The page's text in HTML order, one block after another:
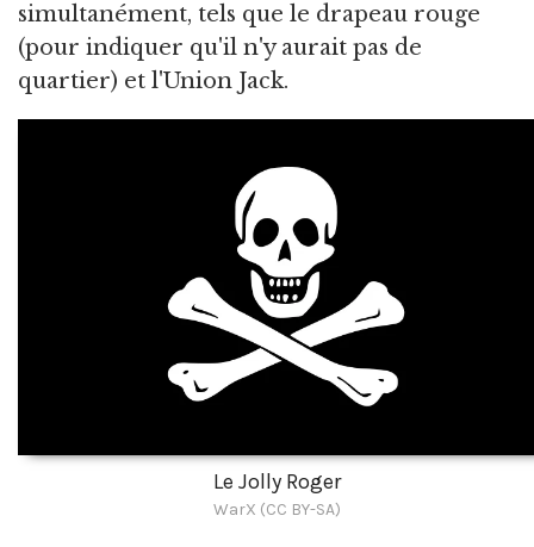
simultanément, tels que le drapeau rouge
(pour indiquer qu'il n'y aurait pas de
quartier) et l'Union Jack.
Le Jolly Roger
WarX (CC BY-SA)